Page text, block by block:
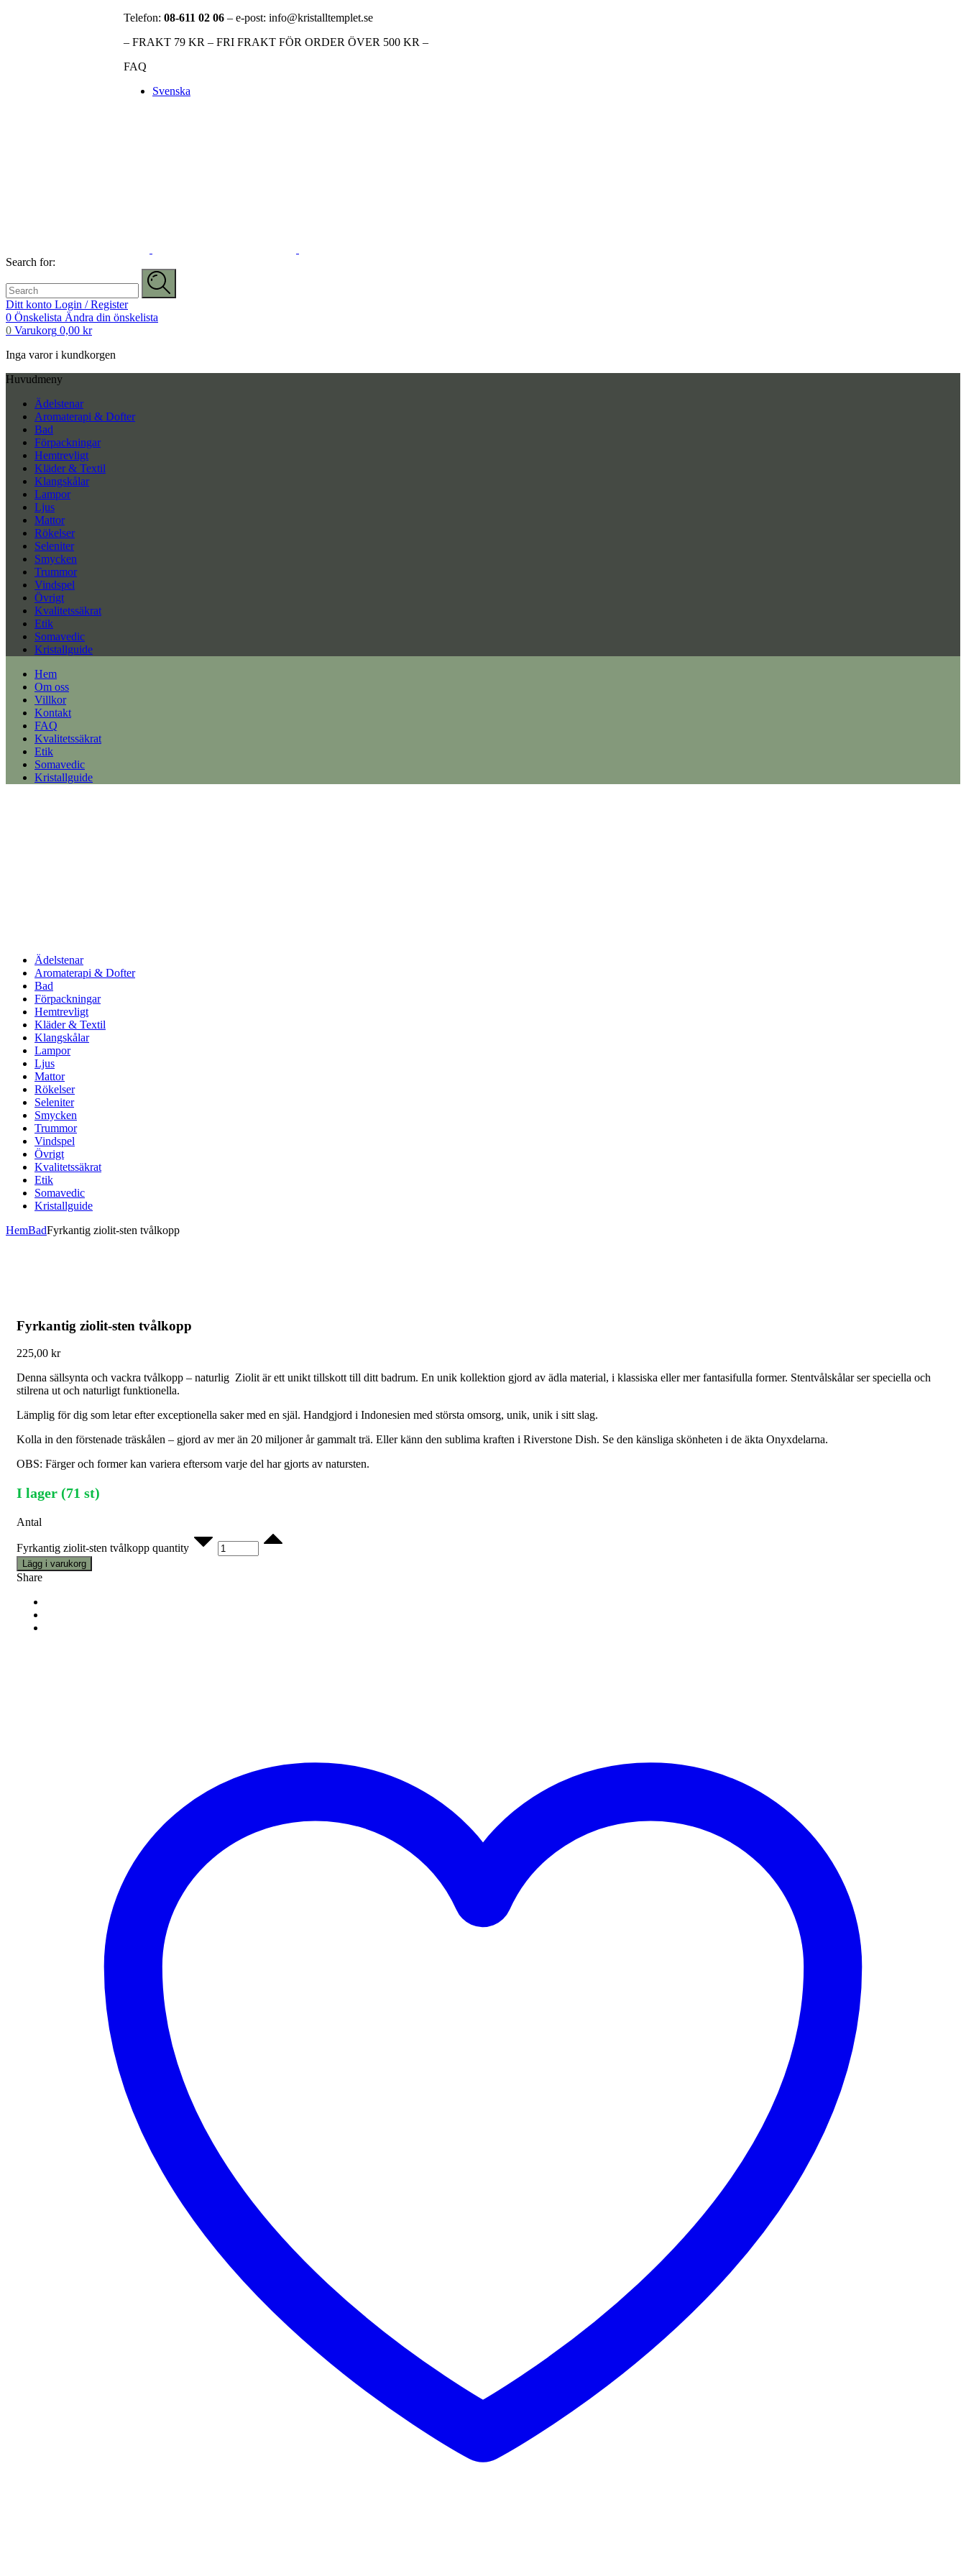
Telefon: 08-611 02 06 – e-post: info@kristalltemplet.se
– FRAKT 79 KR – FRI FRAKT FÖR ORDER ÖVER 500 KR –
FAQ
Svenska
Search for:
Ditt konto Login / Register
0 Önskelista Ändra din önskelista
0 Varukorg 0,00 kr
Inga varor i kundkorgen
Huvudmeny
Ädelstenar
Aromaterapi & Dofter
Bad
Förpackningar
Hemtrevligt
Kläder & Textil
Klangskålar
Lampor
Ljus
Mattor
Rökelser
Seleniter
Smycken
Trummor
Vindspel
Övrigt
Kvalitetssäkrat
Etik
Somavedic
Kristallguide
Hem
Om oss
Villkor
Kontakt
FAQ
Kvalitetssäkrat
Etik
Somavedic
Kristallguide
Ädelstenar
Aromaterapi & Dofter
Bad
Förpackningar
Hemtrevligt
Kläder & Textil
Klangskålar
Lampor
Ljus
Mattor
Rökelser
Seleniter
Smycken
Trummor
Vindspel
Övrigt
Kvalitetssäkrat
Etik
Somavedic
Kristallguide
HemBadFyrkantig ziolit-sten tvålkopp
Fyrkantig ziolit-sten tvålkopp
225,00 kr
Denna sällsynta och vackra tvålkopp – naturlig Ziolit är ett unikt tillskott till ditt badrum. En unik kollektion gjord av ädla material, i klassiska eller mer fantasifulla former. Stentvålskålar ser speciella och
stilrena ut och naturligt funktionella.
Lämplig för dig som letar efter exceptionella saker med en själ. Handgjord i Indonesien med största omsorg, unik, unik i sitt slag.
Kolla in den förstenade träskålen – gjord av mer än 20 miljoner år gammalt trä. Eller känn den sublima kraften i Riverstone Dish. Se den känsliga skönheten i de äkta Onyxdelarna.
OBS: Färger och former kan variera eftersom varje del har gjorts av natursten.
I lager (71 st)
Antal
Fyrkantig ziolit-sten tvålkopp quantity
Lägg i varukorg
Share